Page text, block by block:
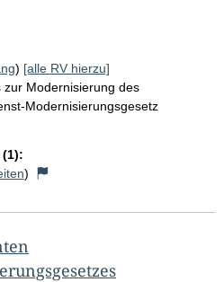
) [alle RV hierzu]
zur Modernisierung des
Modernisierungsgesetz
)